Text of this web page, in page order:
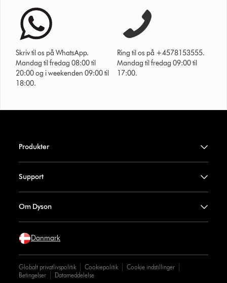
Skriv til os på WhatsApp.
Mandag til fredag 08:00 til
20:00 og i weekenden 09:00 til
18:00.
Ring til os på +4578153555.
Mandag til fredag 09:00 til
17:00.
Produkter
Support
Om Dyson
Danmark
Globalt privatlivspolitik Cookiepolitik
Cookie indstillinger
Betingelser
Datameddelelse